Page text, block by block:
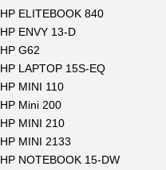
HP ELITEBOOK 840
HP ENVY 13-D
HP G62
HP LAPTOP 15S-EQ
HP MINI 110
HP Mini 200
HP MINI 210
HP MINI 2133
HP NOTEBOOK 15-DW